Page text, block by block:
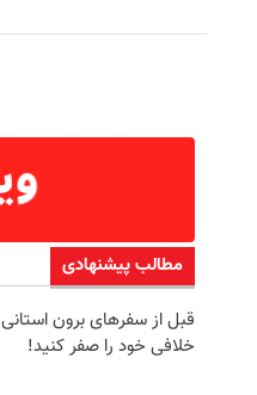
مطالب پیشنهادی
قبل از سفرهای برون استانی
خلافی خود را صفر کنید!